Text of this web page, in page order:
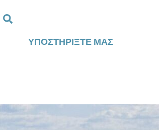
ΥΠΟΣΤΗΡΊΞΤΕ ΜΑΣ